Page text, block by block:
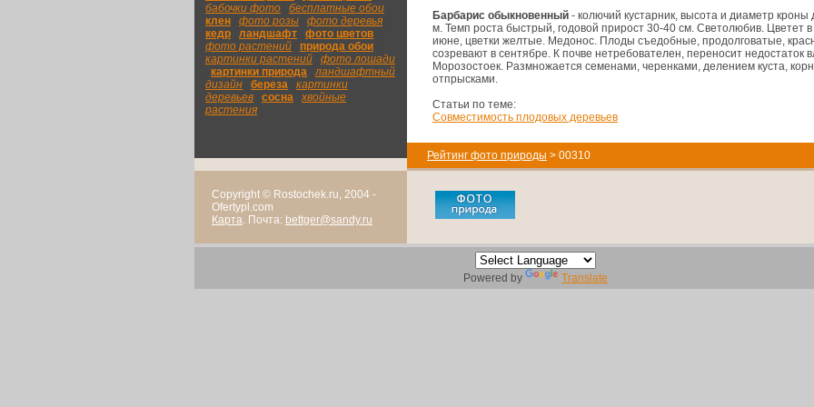
бабочки фото
бесплатные обои
клен
фото розы фото деревья
кедр
ландшафт фото цветов
фото растений
природа обои
картинки растений
фото лошади
картинки природа |ландшафтный
дизайн
береза
картинки
деревьев
сосна
хвойные
растения
Барбарис обыкновенный - колючий кустарник, высота и диаметр кроны
м. Темп роста быстрый, годовой прирост 30-40 см. Светолюбив. Цветет
июне, цветки желтые. Медонос. Плоды съедобные, продолговатые,
созревают в сентябре. К почве нетребователен, переносит недостаток
Морозостоек. Размножается семенами, черенками, делением куста,
отпрысками.
Статьи по теме:
Совместимость плодовых деревьев
Рейтинг фото природы > 00310
Copyright © Rostochek.ru, 2004 -
Ofertypl.com
Карта. Почта: bettger@sandy.ru
Powered by Translate